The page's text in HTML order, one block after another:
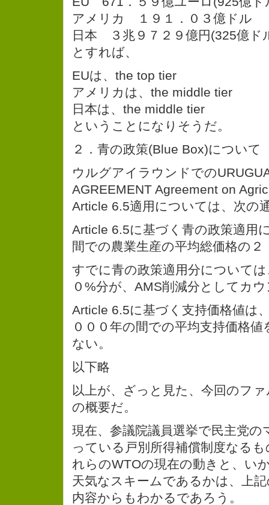
アメリカ １９１．０３億ドル
日本 ３兆９７２９億円(325億ド
とすれば、
EUは、the top tier
アメリカは、the middle tier
日本は、the middle tier
ということになりそうだ。
２．青の政策(Blue Box)について
ウルグアイラウンドでの
AGREEMENT Agreement on
Article 6.5適用については、次の
Article 6.5に基づく青の政策適用
間での農業生産の平均総価格の
すでに青の政策適用分について
０%分が、AMS削減分としてカ
Article 6.5に基づく支持価格値は
０００年の間での平均支持価格
ない。
以下略
以上が、ざっと見た、今回のフ
の概要だ。
現在、参議院議員選挙で民主党
っている戸別所得補償制度なる
れらのWTOの現在の動きと、い
天気なスキームであるかは、上
内容からもわかるであろう。